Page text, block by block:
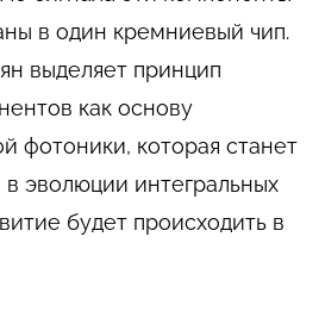
в один кремниевый чип.
выделяет принцип
как основу
фотоники, которая станет
эволюции интегральных
будет происходить в